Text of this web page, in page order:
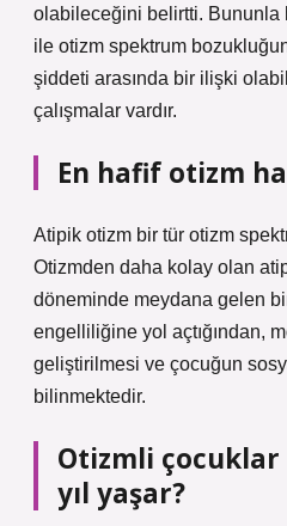
olabileceğini belirtti. Bununla
ile otizm spektrum
şiddeti arasında bir ilişki
çalışmalar vardır.
En hafif otizm
Atipik otizm bir tür otizm
Otizmden daha kolay olan
döneminde meydana gelen bir
engelliliğine yol açtığından,
geliştirilmesi ve çocuğun
bilinmektedir.
Otizmli
yıl yaşar?